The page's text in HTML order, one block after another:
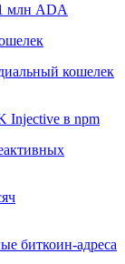
млн ADA
кошелек
Injective в npm
биткоин-адреса